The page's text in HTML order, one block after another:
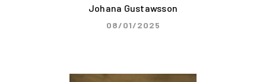
Johana Gustawsson
08/01/2025